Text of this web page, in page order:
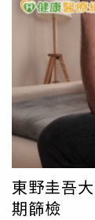
刺激胰島素
到深夜11時
胖，脂肪細
童平時長時
間睡覺時還習
干擾褪黑激素
醫師提醒，女
育、睪丸增大
家長平時也應
高快速增長或
專科接受評估
東野圭吾
期篩檢